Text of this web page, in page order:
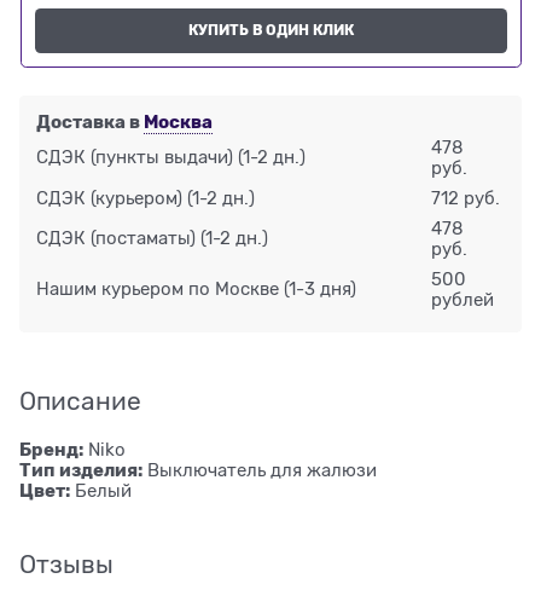
КУПИТЬ В ОДИН КЛИК
Доставка в Москва
СДЭК (пункты выдачи) (1-2 дн.)
478
руб.
СДЭК (курьером) (1-2 дн.) 712 руб.
СДЭК (постаматы) (1-2 дн.)
478
руб.
Нашим курьером по Москве (1-3 дня)
500
рублей
Описание
Бренд: Niko
Тип изделия: Выключатель для жалюзи
Цвет: Белый
Отзывы